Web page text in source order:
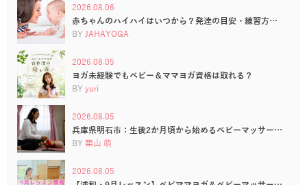
2026.08.06
赤ちゃんのハイハイはいつから？発達の目安・練習方…
BY JAHAYOGA
2026.08.05
ヨガ未経験でもベビー＆ママヨガ資格は取れる？
BY yuri
2026.08.05
兵庫県明石市：生後2か月頃から始めるベビーマッサー…
BY 築山 萌
2026.08.05